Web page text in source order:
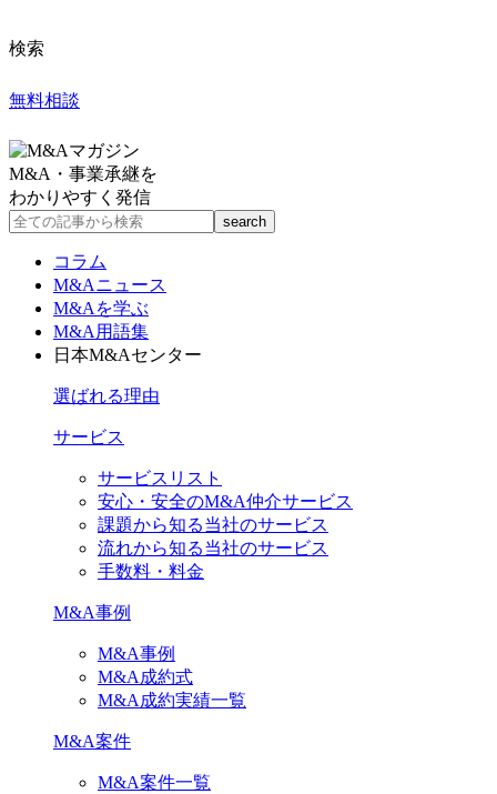
検索
無料相談
M&A・事業承継を
わかりやすく発信
コラム
M&Aニュース
M&Aを学ぶ
M&A用語集
日本M&Aセンター
選ばれる理由
サービス
サービスリスト
安心・安全のM&A仲介サービス
課題から知る当社のサービス
流れから知る当社のサービス
手数料・料金
M&A事例
M&A事例
M&A成約式
M&A成約実績一覧
M&A案件
M&A案件一覧